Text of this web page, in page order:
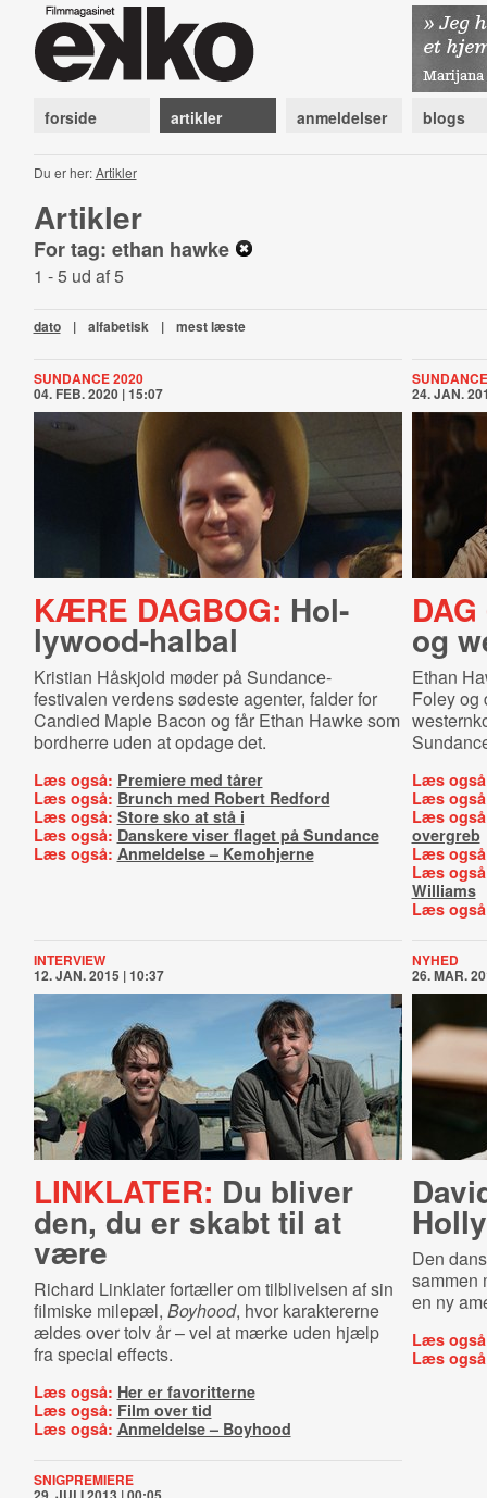
forside artikler anmeldelser blogs
Du er her:Artikler
Artikler
For tag: ethan hawke
1 - 5 ud af 5
dato | alfabetisk | mest læste
SUNDANCE 2020
04. FEB. 2020 | 15:07
KÆRE DAGBOG: Hol­
lywood-​hal­bal
Kristian Håskjold møder på Sundance-
festivalen verdens sødeste agenter, falder for
Candied Maple Bacon og får Ethan Hawke som
bordherre uden at opdage det.
Læs også: Premiere med tårer
Læs også: Brunch med Robert Redford
Læs også: Store sko at stå i
Læs også: Danskere viser flaget på Sundance
Læs også: Anmeldelse – Kemohjerne
24. JAN.
og
Ethan
Foley og
Læs
Læs
Læs
overgreb
Læs
Læs
Williams
Læs
INTERVIEW
12. JAN. 2015 | 10:37
LINKLATER: Du bliver
den, du er skabt til at
være
Richard Linklater fortæller om tilblivelsen af sin
filmiske milepæl, Boyhood, hvor karaktererne
ældes over tolv år – vel at mærke uden hjælp
fra special effects.
Læs også: Her er favoritterne
Læs også: Film over tid
Læs også: Anmeldelse – Boyhood
NYHED
26. MAR.
Den
sammen
en ny
Læs
Læs
SNIGPREMIERE